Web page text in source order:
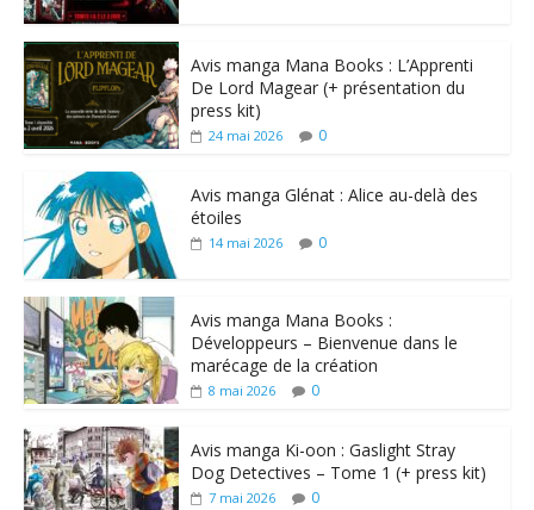
Avis manga Mana Books : L’Apprenti
De Lord Magear (+ présentation du
press kit)
24 mai 2026 0
Avis manga Glénat : Alice au-delà des
étoiles
14 mai 2026 0
Avis manga Mana Books :
Développeurs – Bienvenue dans le
marécage de la création
8 mai 2026 0
Avis manga Ki-oon : Gaslight Stray
Dog Detectives – Tome 1 (+ press kit)
7 mai 2026 0